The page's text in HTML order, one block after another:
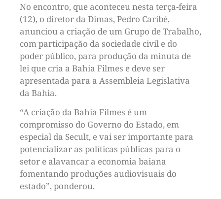
No encontro, que aconteceu nesta terça-feira
(12), o diretor da Dimas, Pedro Caribé,
anunciou a criação de um Grupo de Trabalho,
com participação da sociedade civil e do
poder público, para produção da minuta de
lei que cria a Bahia Filmes e deve ser
apresentada para a Assembleia Legislativa
da Bahia.
“A criação da Bahia Filmes é um
compromisso do Governo do Estado, em
especial da Secult, e vai ser importante para
potencializar as políticas públicas para o
setor e alavancar a economia baiana
fomentando produções audiovisuais do
estado”, ponderou.